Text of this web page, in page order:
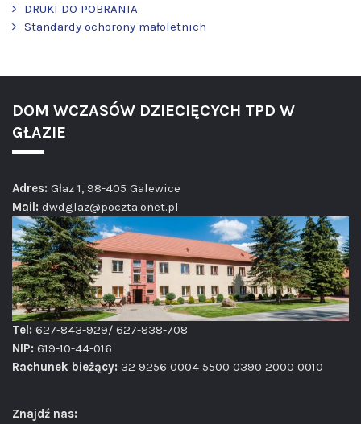
DRUKI DO POBRANIA
Standardy ochorony małoletnich
DOM WCZASÓW DZIECIĘCYCH TPD W
GŁAZIE
Adres: Głaz 1, 98-405 Galewice
Mail: dwdglaz@poczta.onet.pl
Tel: 627-843-929/ 627-838-708
NIP: 619-10-44-016
Rachunek bieżący: 32 9256 0004 5500 0390 2000 0010
Znajdź nas: